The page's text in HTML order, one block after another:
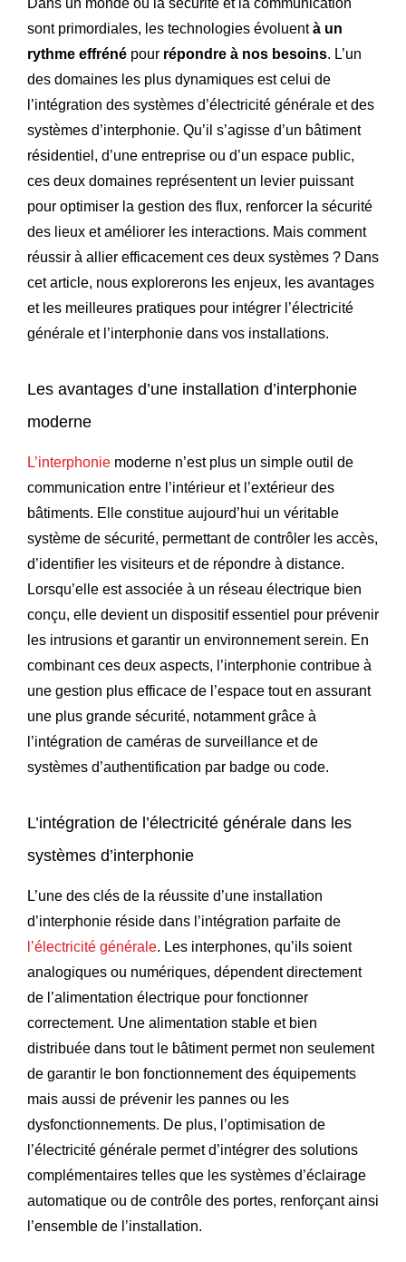
Dans un monde où la sécurité et la communication
sont primordiales, les technologies évoluentà un
rythme effréné pour répondre à nos besoins. L’un
des domaines les plus dynamiques est celui de
l’intégration des systèmes d’électricité générale et des
systèmes d’interphonie. Qu’il s’agisse d’un bâtiment
résidentiel, d’une entreprise ou d’un espace public,
ces deux domaines représentent un levier puissant
pour optimiser la gestion des flux, renforcer la sécurité
des lieux et améliorer les interactions. Mais comment
réussir à allier efficacement ces deux systèmes ? Dans
cet article, nous explorerons les enjeux, les avantages
et les meilleures pratiques pour intégrer l’électricité
générale et l’interphonie dans vos installations.
Les avantages d’une installation d’interphonie
moderne
L’interphonie moderne n’est plus un simple outil de
communication entre l’intérieur et l’extérieur des
bâtiments. Elle constitue aujourd’hui un véritable
système de sécurité, permettant de contrôler les accès,
d’identifier les visiteurs et de répondre à distance.
Lorsqu’elle est associée à un réseau électrique bien
conçu, elle devient un dispositif essentiel pour prévenir
les intrusions et garantir un environnement serein. En
combinant ces deux aspects, l’interphonie contribue à
une gestion plus efficace de l’espace tout en assurant
une plus grande sécurité, notamment grâce à
l’intégration de caméras de surveillance et de
systèmes d’authentification par badge ou code.
L’intégration de l’électricité générale dans les
systèmes d’interphonie
L’une des clés de la réussite d’une installation
d’interphonie réside dans l’intégration parfaite de
l’électricité générale. Les interphones, qu’ils soient
analogiques ou numériques, dépendent directement
de l’alimentation électrique pour fonctionner
correctement. Une alimentation stable et bien
distribuée dans tout le bâtiment permet non seulement
de garantir le bon fonctionnement des équipements
mais aussi de prévenir les pannes ou les
dysfonctionnements. De plus, l’optimisation de
l’électricité générale permet d’intégrer des solutions
complémentaires telles que les systèmes d’éclairage
automatique ou de contrôle des portes, renforçant ainsi
l’ensemble de l’installation.